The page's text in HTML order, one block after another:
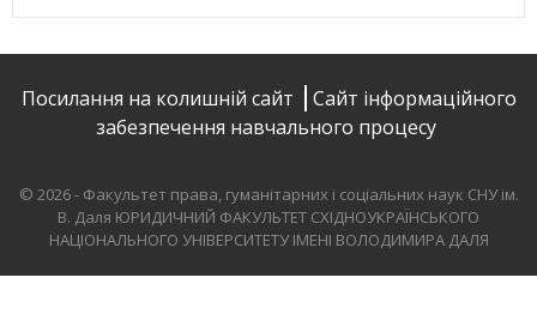
Посилання на колишній сайт
Сайт інформаційного
забезпечення навчального процесу
© 2026 - Факультет права, гуманітарних і соціальних наук СНУ ім.
В. Даля ЮРИДИЧНИЙ ФАКУЛЬТЕТ СХІДНОУКРАЇНСЬКОГО
НАЦІОНАЛЬНОГО УНІВЕРСИТЕТУ ІМЕНІ ВОЛОДИМИРА ДАЛЯ